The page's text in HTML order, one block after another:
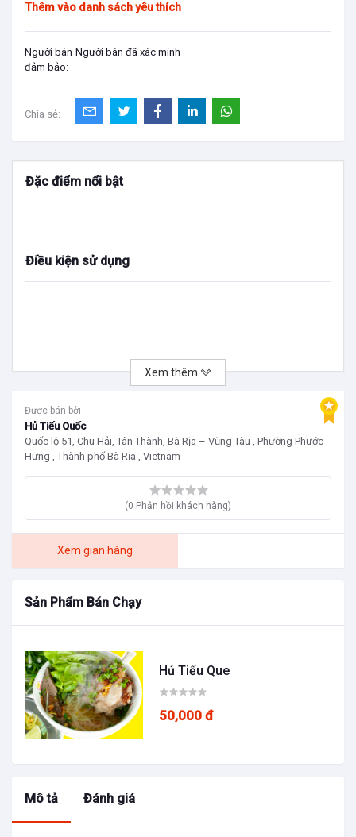
Thêm vào danh sách yêu thích
Người bán
đảm bảo:
Người bán đã xác minh
Chia sẻ:
Đặc điểm nổi bật
Điều kiện sử dụng
Xem thêm
Được bán bởi
Hủ Tiếu Quốc
Quốc lộ 51, Chu Hải, Tân Thành, Bà Rịa – Vũng Tàu , Phường Phước
Hưng , Thành phố Bà Rịa , Vietnam
(0 Phản hồi khách hàng)
Xem gian hàng
Sản Phẩm Bán Chạy
Hủ Tiếu Que
50,000 đ
Mô tả Đánh giá